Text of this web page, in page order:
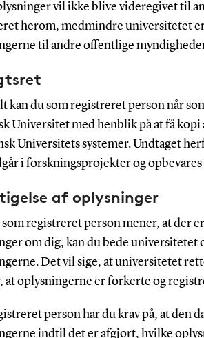
vil ikke blive videregivet til
herom, medmindre universitetet
til andre offentlige
kan du som registreret person når
Universitet med henblik på at få
Universitets systemer. Undtaget
i forskningsprojekter og opbevares
af oplysninger
som registreret person mener, at der
om dig, kan du bede universitetet
Det vil sige, at universitetet
at oplysningerne er forkerte og
person har du krav på, at den
indtil det er afgjort, hvilke